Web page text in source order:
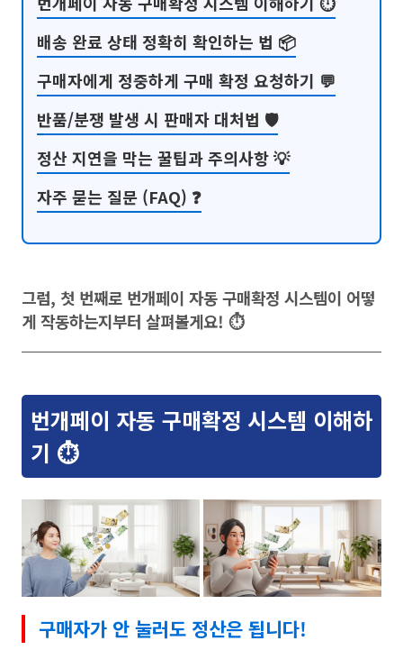
배송 완료 상태 정확히 확인하는 법 📦
구매자에게 정중하게 구매 확정 요청하기 💬
반품/분쟁 발생 시 판매자 대처법 🛡️
정산 지연을 막는 꿀팁과 주의사항 💡
자주 묻는 질문 (FAQ) ❓
그럼, 첫 번째로 번개페이 자동 구매확정 시스템이 어떻
게 작동하는지부터 살펴볼게요! ⏱️
번개페이 자동 구매확정 시스템 이해하
기 ⏱️
구매자가 안 눌러도 정산은 됩니다!